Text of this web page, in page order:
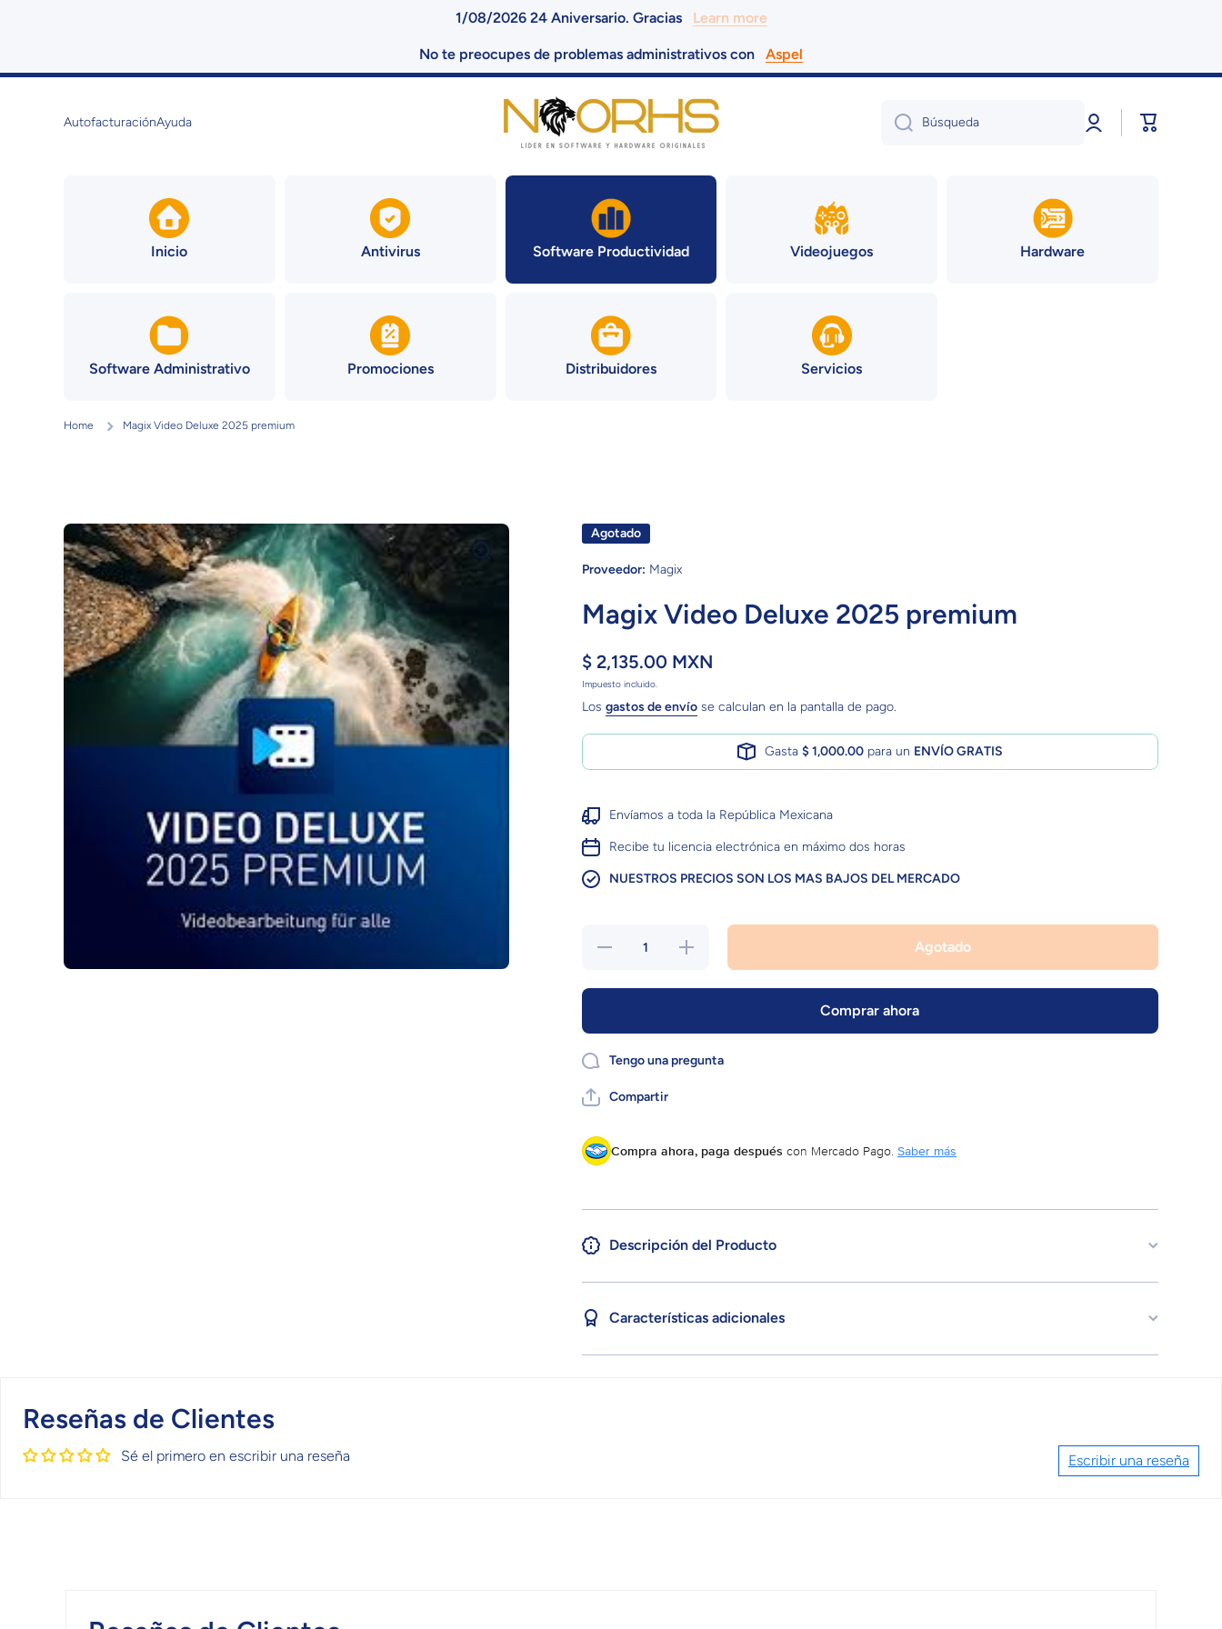
1/08/2026 24 Aniversario. Gracias Learn more
No te preocupes de problemas administrativos con Aspel
AutofacturaciónAyuda Búsqueda
Iniciar
sesión
Carrito
Inicio Antivirus Software Productividad Videojuegos Hardware
Software Administrativo Promociones Distribuidores Servicios
Home Magix Video Deluxe 2025 premium
Ir directamente a la información del producto Agotado
Proveedor: Magix
Magix Video Deluxe 2025 premium
$ 2,135.00 MXN
Impuesto incluido.
Los gastos de envíose calculan en la pantalla de pago.
Gasta $ 1,000.00para un ENVÍO GRATIS
Envíamos a toda la República Mexicana
Recibe tu licencia electrónica en máximo dos horas
NUESTROS PRECIOS SON LOS MAS BAJOS DEL MERCADO
Reducir
Aumentar
cantidad
Agotado
Comprar ahora
Tengo una pregunta
Compartir
Compra ahora, paga después con Mercado Pago. Saber más
Descripción del Producto
Características adicionales
Reseñas de Clientes
Sé el primero en escribir una reseña Escribir una reseña